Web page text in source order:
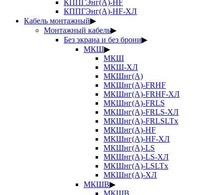
КППГЭнг(А)-HF
КППГЭнг(А)-HF-ХЛ
Кабель монтажный▶
Монтажный кабель▶
Без экрана и без брони▶
МКШ▶
МКШ
МКШ-ХЛ
МКШнг(А)
МКШнг(А)-FRHF
МКШнг(А)-FRHF-ХЛ
МКШнг(А)-FRLS
МКШнг(А)-FRLS-ХЛ
МКШнг(А)-FRLSLTx
МКШнг(А)-HF
МКШнг(А)-HF-ХЛ
МКШнг(А)-LS
МКШнг(А)-LS-ХЛ
МКШнг(А)-LSLTx
МКШнг(А)-ХЛ
МКШВ▶
МКШВ